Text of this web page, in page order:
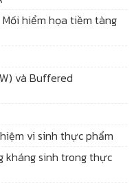
hiểm họa tiềm tàng
và Buffered
vi sinh thực phẩm
kháng sinh trong thực